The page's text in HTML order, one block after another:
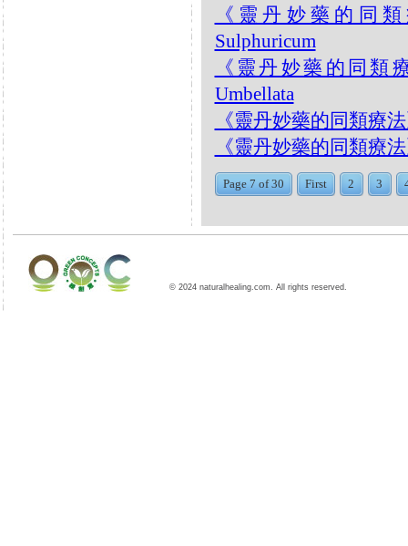
《靈丹妙藥的同
Sulphuricum
《靈丹妙藥的同類
Umbellata
《靈丹妙藥的同類療
《靈丹妙藥的同類療
Page 7 of 30 First 2 3
© 2024 naturalhealing.com. All rights reserved.